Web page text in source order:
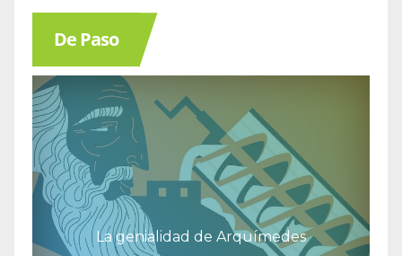
De Paso
La genialidad de Arquímedes